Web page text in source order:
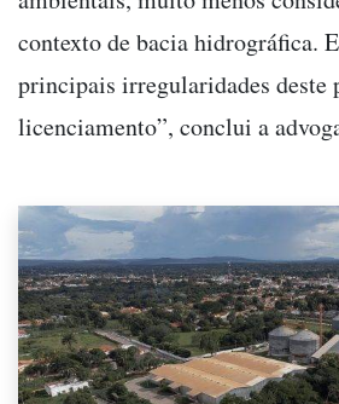
contexto de bacia hidrográfica.
principais irregularidades deste
licenciamento”, conclui a